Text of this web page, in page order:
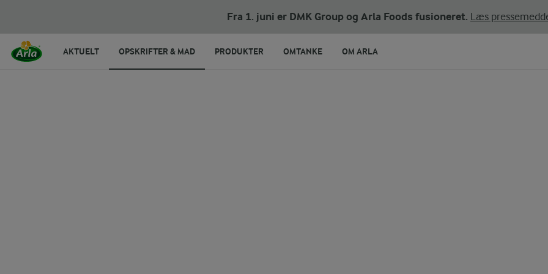
Fra 1. juni er DMK Group og Arla Foods fusioneret. Læs
AKTUELT OPSKRIFTER & MAD PRODUKTER OMTANKE OM ARLA